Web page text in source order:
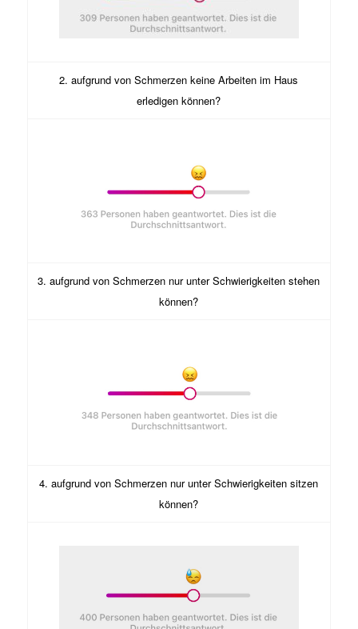
2. aufgrund von Schmerzen keine Arbeiten im Haus
erledigen können?
3. aufgrund von Schmerzen nur unter Schwierigkeiten stehen
können?
4. aufgrund von Schmerzen nur unter Schwierigkeiten sitzen
können?